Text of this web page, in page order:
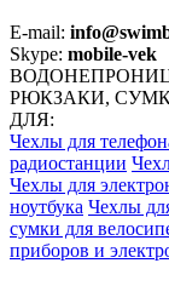
E-mail:
Skype: mobile-vek
РЮКЗАКИ,
ДЛЯ:
Чехлы для
радиостанции
Чехлы для
ноутбука Чехлы
сумки для
приборов и